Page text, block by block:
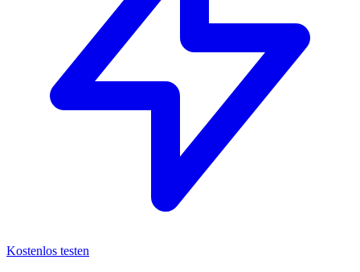
Kostenlos testen